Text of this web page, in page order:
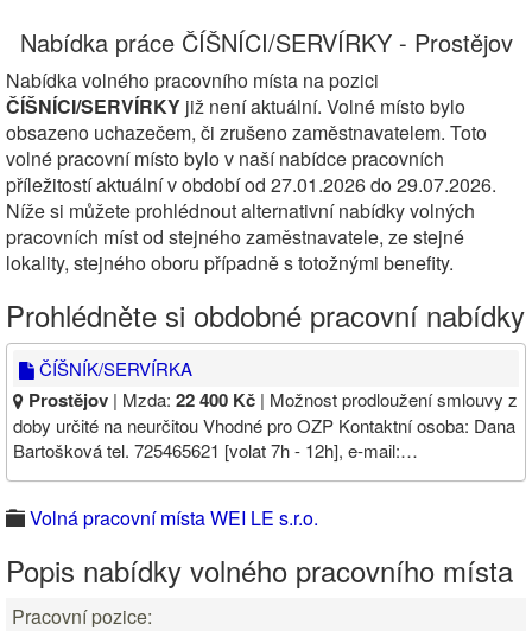
Nabídka práce ČÍŠNÍCI/SERVÍRKY - Prostějov
Nabídka volného pracovního místa na pozici
ČÍŠNÍCI/SERVÍRKY již není aktuální. Volné místo bylo
obsazeno uchazečem, či zrušeno zaměstnavatelem. Toto
volné pracovní místo bylo v naší nabídce pracovních
příležitostí aktuální v období od 27.01.2026 do 29.07.2026.
Níže si můžete prohlédnout alternativní nabídky volných
pracovních míst od stejného zaměstnavatele, ze stejné
lokality, stejného oboru případně s totožnými benefity.
Prohlédněte si obdobné pracovní nabídky
ČÍŠNÍK/SERVÍRKA
Prostějov | Mzda: 22 400 Kč | Možnost prodloužení smlouvy z
doby určité na neurčitou Vhodné pro OZP Kontaktní osoba: Dana
Bartošková tel. 725465621 [volat 7h - 12h], e-mail:…
Volná pracovní místa WEI LE s.r.o.
Popis nabídky volného pracovního místa
Pracovní pozice: